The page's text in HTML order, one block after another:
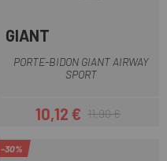
GIANT
PORTE-BIDON GIANT AIRWAY
SPORT
Prix
10,12 €Prix habituel
11,90 €
-30%